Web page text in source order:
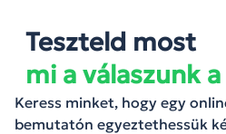
Teszteld most
mi a válaszunk
Keress minket, hogy egy
bemutatón egyeztethessük